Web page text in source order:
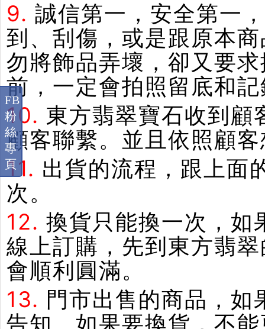
9. 誠信第一，安全第一
到、刮傷，或是跟原本
勿將飾品弄壞，卻又要
前，一定會拍照留底和
10. 東方翡翠寶石收到顧
顧客聯繫。並且依照顧
11. 出貨的流程，跟上面
次。
12. 換貨只能換一次，如
線上訂購，先到東方翡
會順利圓滿。
13. 門市出售的商品，
告知。如果要換貨，不
FB
粉
絲
專
頁